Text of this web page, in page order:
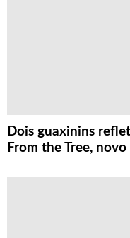
Dois guaxinins
From the Tree,